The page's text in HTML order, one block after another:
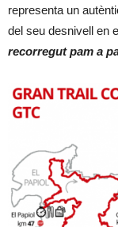
representa un
del seu desnivell en
recorregut pam a